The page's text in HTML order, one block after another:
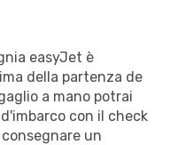
easyJet è
della partenza de
a mano potrai
con il check
un